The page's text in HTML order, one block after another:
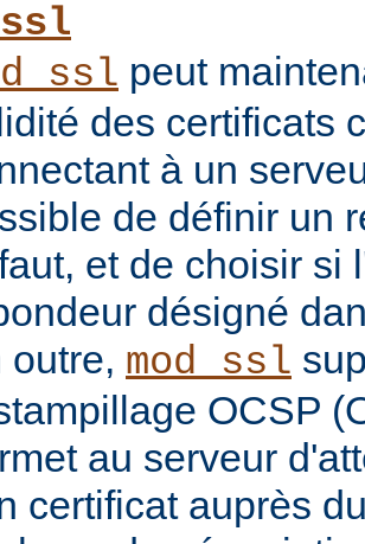
peut
des certificats
à un
de définir un
et de choisir si
désigné
outre, mod_ssl
OCSP
au serveur
certificat auprès